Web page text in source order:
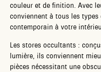
couleur et de finition. Avec
conviennent à tous les
contemporain à votre
Les stores occultants :
lumière, ils conviennent
pièces nécessitant une